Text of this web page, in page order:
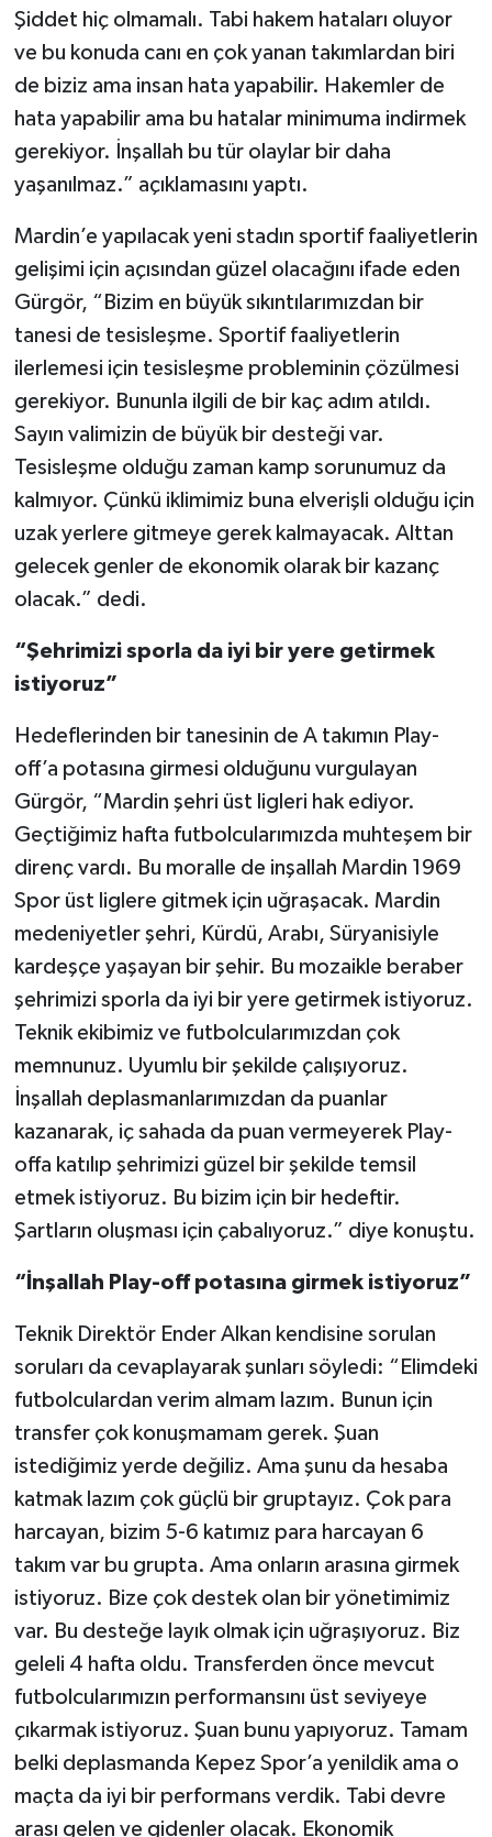
Şiddet hiç olmamalı. Tabi hakem hataları oluyor
ve bu konuda canı en çok yanan takımlardan biri
de biziz ama insan hata yapabilir. Hakemler de
hata yapabilir ama bu hatalar minimuma indirmek
gerekiyor. İnşallah bu tür olaylar bir daha
yaşanılmaz.” açıklamasını yaptı.
Mardin’e yapılacak yeni stadın sportif faaliyetlerin
gelişimi için açısından güzel olacağını ifade eden
Gürgör, “Bizim en büyük sıkıntılarımızdan bir
tanesi de tesisleşme. Sportif faaliyetlerin
ilerlemesi için tesisleşme probleminin çözülmesi
gerekiyor. Bununla ilgili de bir kaç adım atıldı.
Sayın valimizin de büyük bir desteği var.
Tesisleşme olduğu zaman kamp sorunumuz da
kalmıyor. Çünkü iklimimiz buna elverişli olduğu için
uzak yerlere gitmeye gerek kalmayacak. Alttan
gelecek genler de ekonomik olarak bir kazanç
olacak.” dedi.
“Şehrimizi sporla da iyi bir yere getirmek
istiyoruz”
Hedeflerinden bir tanesinin de A takımın Play-
off’a potasına girmesi olduğunu vurgulayan
Gürgör, “Mardin şehri üst ligleri hak ediyor.
Geçtiğimiz hafta futbolcularımızda muhteşem bir
direnç vardı. Bu moralle de inşallah Mardin 1969
Spor üst liglere gitmek için uğraşacak. Mardin
medeniyetler şehri, Kürdü, Arabı, Süryanisiyle
kardeşçe yaşayan bir şehir. Bu mozaikle beraber
şehrimizi sporla da iyi bir yere getirmek istiyoruz.
Teknik ekibimiz ve futbolcularımızdan çok
memnunuz. Uyumlu bir şekilde çalışıyoruz.
İnşallah deplasmanlarımızdan da puanlar
kazanarak, iç sahada da puan vermeyerek Play-
offa katılıp şehrimizi güzel bir şekilde temsil
etmek istiyoruz. Bu bizim için bir hedeftir.
Şartların oluşması için çabalıyoruz.” diye konuştu.
“İnşallah Play-off potasına girmek istiyoruz”
Teknik Direktör Ender Alkan kendisine sorulan
soruları da cevaplayarak şunları söyledi: “Elimdeki
futbolculardan verim almam lazım. Bunun için
transfer çok konuşmamam gerek. Şuan
istediğimiz yerde değiliz. Ama şunu da hesaba
katmak lazım çok güçlü bir gruptayız. Çok para
harcayan, bizim 5-6 katımız para harcayan 6
takım var bu grupta. Ama onların arasına girmek
istiyoruz. Bize çok destek olan bir yönetimimiz
var. Bu desteğe layık olmak için uğraşıyoruz. Biz
geleli 4 hafta oldu. Transferden önce mevcut
futbolcularımızın performansını üst seviyeye
çıkarmak istiyoruz. Şuan bunu yapıyoruz. Tamam
belki deplasmanda Kepez Spor’a yenildik ama o
maçta da iyi bir performans verdik. Tabi devre
arası gelen ve gidenler olacak. Ekonomik